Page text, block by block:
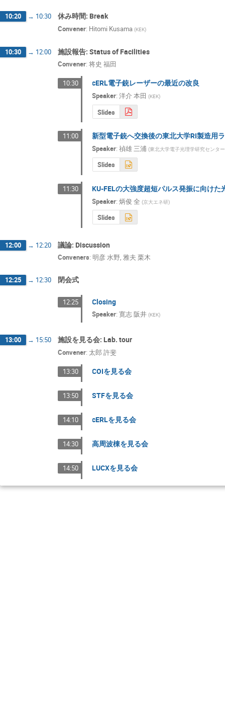
10:20 → 10:30 休み時間: Break
Convener: Hitomi Kusama (KEK)
10:30 → 12:00 施設報告: Status of Facilities
Convener: 将史 福田
10:30 cERL電子銃レーザーの最近の改良
Speaker:洋介 本田 (KEK)
Slides
11:00 新型電子銃へ交換後の東北大学RI製造用
Speaker:禎雄 三浦 (東北大学電子光理学研究センター
Slides
11:30 KU-FELの大強度超短パルス発振に向け
Speaker:炳俊 全 (京大エネ研)
Slides
12:00 → 12:20 議論: Discussion
Conveners: 明彦 水野, 雅夫 栗木
12:25 → 12:30 閉会式
12:25 Closing
Speaker:寛志 阪井 (KEK)
13:00 → 15:50 施設を見る会: Lab. tour
Convener: 太郎 許斐
13:30 COIを見る会
13:50 STFを見る会
14:10 cERLを見る会
14:30 高周波棟を見る会
14:50 LUCXを見る会